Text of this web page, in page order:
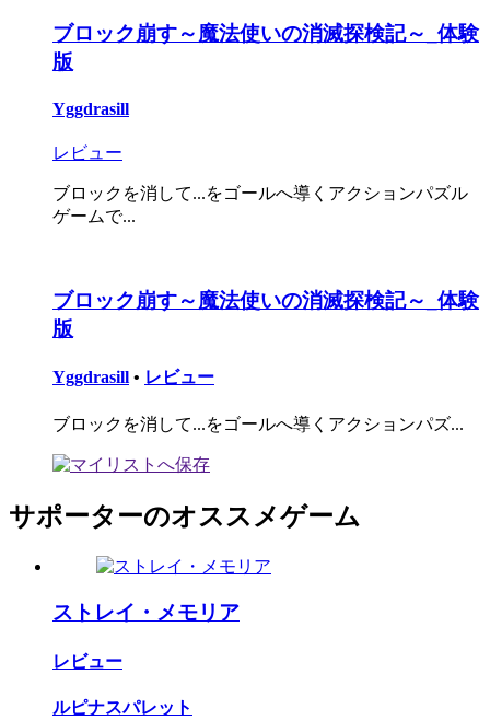
ブロック崩す～魔法使いの消滅探検記～_体験
版
Yggdrasill
レビュー
ブロックを消して...をゴールへ導くアクションパズル
ゲームで...
ブロック崩す～魔法使いの消滅探検記～_体験
版
Yggdrasill • レビュー
ブロックを消して...をゴールへ導くアクションパズ...
サポーターのオススメゲーム
ストレイ・メモリア
レビュー
ルピナスパレット